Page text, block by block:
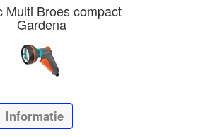
Multi Broes compact
Gardena
Informatie